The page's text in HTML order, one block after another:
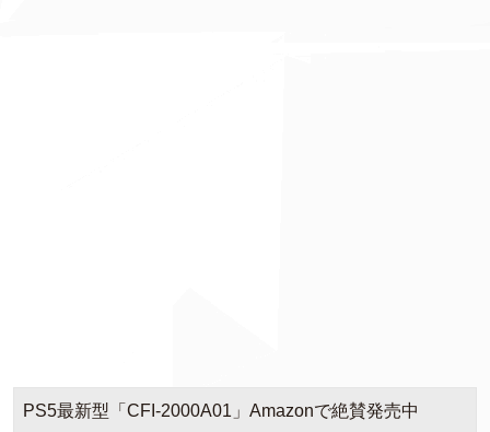
PS5最新型「CFI-2000A01」Amazonで絶賛発売中